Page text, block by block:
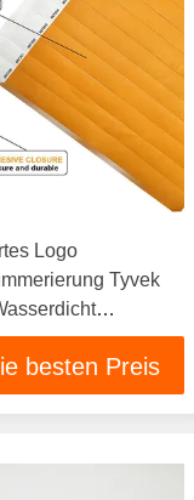
Logo
Tyvek
Armband
besten Preis